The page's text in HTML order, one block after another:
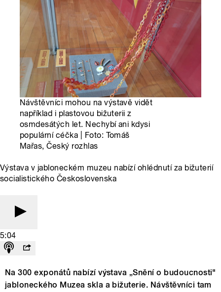
Návštěvníci mohou na výstavě vidět
například i plastovou bižuterii z
osmdesátých let. Nechybí ani kdysi
populární céčka | Foto: Tomáš
Mařas, Český rozhlas
Výstava v jabloneckém muzeu nabízí ohlédnutí za bižuterií
socialistického Československa
5:04
Na 300 exponátů nabízí výstava „Snění o budoucnosti"
jabloneckého Muzea skla a bižuterie. Návštěvníci tam